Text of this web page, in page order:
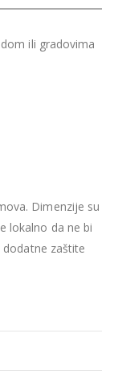
ili gradovima
Dimenzije su
lokalno da ne bi
zaštite